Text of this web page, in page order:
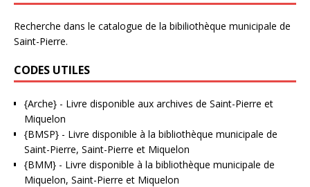
Recherche dans le catalogue de la bibiliothèque municipale de
Saint-Pierre.
CODES UTILES
{Arche} - Livre disponible aux archives de Saint-Pierre et
Miquelon
{BMSP} - Livre disponible à la bibliothèque municipale de
Saint-Pierre, Saint-Pierre et Miquelon
{BMM} - Livre disponible à la bibliothèque municipale de
Miquelon, Saint-Pierre et Miquelon